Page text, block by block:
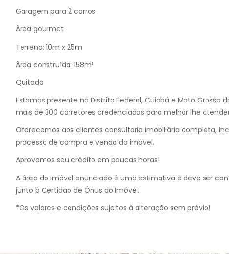
Garagem para 2 carros
Área gourmet
Terreno: 10m x 25m
Área construída: 158m²
Quitada
Estamos presente no Distrito Federal, Cuiabá e Mato Grosso
mais de 300 corretores credenciados para melhor lhe
Oferecemos aos clientes consultoria imobiliária completa,
processo de compra e venda do imóvel.
Aprovamos seu crédito em poucas horas!
A área do imóvel anunciado é uma estimativa e deve ser
junto à Certidão de Ônus do Imóvel.
*Os valores e condições sujeitos à alteração sem prévio!